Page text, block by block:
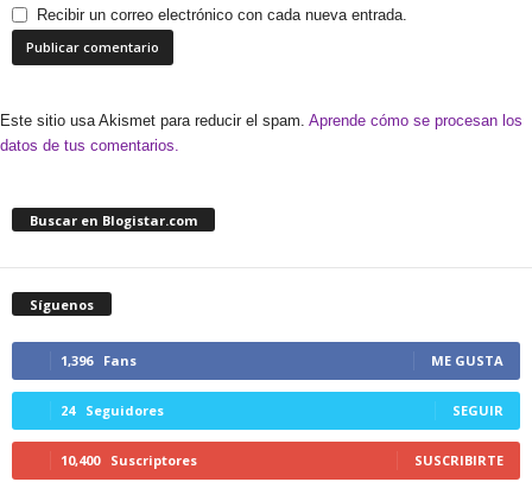
Recibir un correo electrónico con cada nueva entrada.
Este sitio usa Akismet para reducir el spam. Aprende cómo se procesan los
datos de tus comentarios.
Buscar en Blogistar.com
Síguenos
1,396 Fans ME GUSTA
24 Seguidores SEGUIR
10,400 Suscriptores SUSCRIBIRTE